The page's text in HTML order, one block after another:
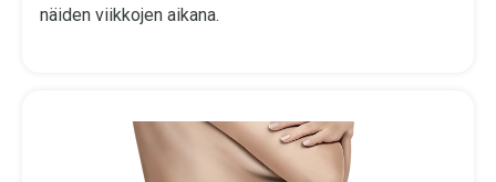
näiden viikkojen aikana.